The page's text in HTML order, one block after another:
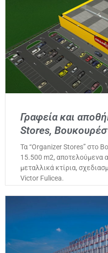
Γραφεία και
Stores,
Τα “Organizer Stores” στο
15.500 m2, αποτελούμενα
μεταλλικά κτίρια,
Victor Fulicea.